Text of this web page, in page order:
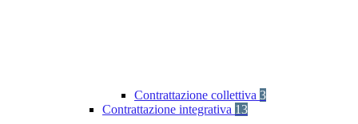
Contrattazione collettiva 3
Contrattazione integrativa 13